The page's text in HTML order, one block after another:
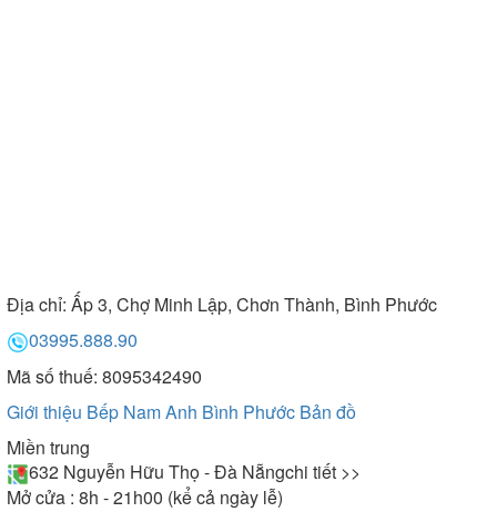
Địa chỉ: Ấp 3, Chợ Minh Lập, Chơn Thành, Bình Phước
03995.888.90
Mã số thuế: 8095342490
Giới thiệu Bếp Nam Anh Bình Phước Bản đồ
Miền trung
632 Nguyễn Hữu Thọ - Đà Nẵngchi tiết >>
Mở cửa : 8h - 21h00 (kể cả ngày lễ)